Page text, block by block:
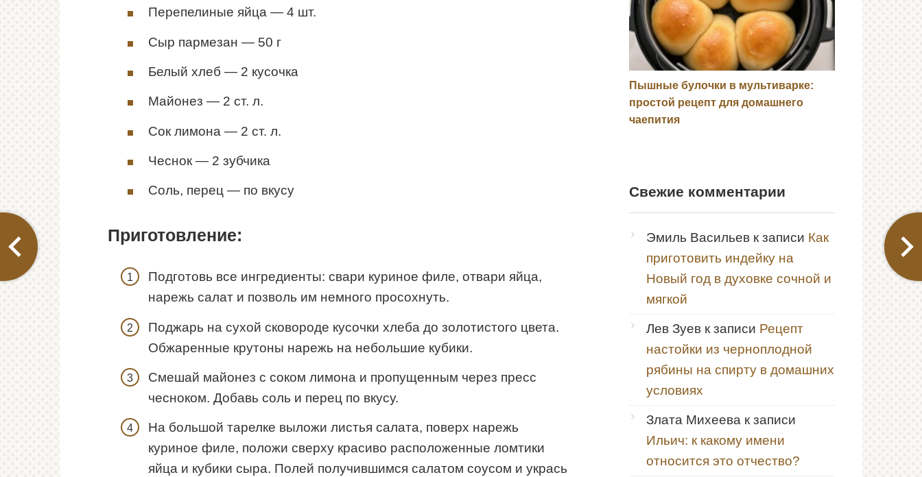
Перепелиные яйца — 4 шт.
Сыр пармезан — 50 г
Белый хлеб — 2 кусочка
Майонез — 2 ст. л.
Сок лимона — 2 ст. л.
Чеснок — 2 зубчика
Соль, перец — по вкусу
Приготовление:
Подготовь все ингредиенты: свари куриное филе, отвари яйца,
нарежь салат и позволь им немного просохнуть.
Поджарь на сухой сковороде кусочки хлеба до золотистого цвета.
Обжаренные крутоны нарежь на небольшие кубики.
Смешай майонез с соком лимона и пропущенным через пресс
чесноком. Добавь соль и перец по вкусу.
На большой тарелке выложи листья салата, поверх нарежь
куриное филе, положи сверху красиво расположенные ломтики
яйца и кубики сыра. Полей получившимся салатом соусом и укрась
Пышные булочки в мультиварке:
простой рецепт для домашнего
чаепития
Свежие комментарии
Эмиль Васильев к записи Как
приготовить индейку на
Новый год в духовке сочной и
мягкой
Лев Зуев к записи Рецепт
настойки из черноплодной
рябины на спирту в домашних
условиях
Злата Михеева к записи
Ильич: к какому имени
относится это отчество?